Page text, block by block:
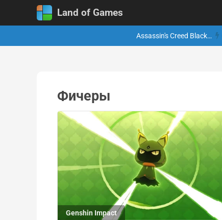
Land of Games
Assassin's Creed Black…
Фичеры
Genshin Impact